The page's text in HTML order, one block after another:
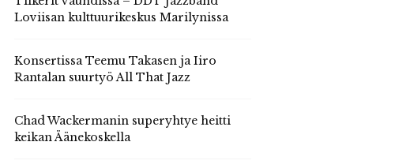
Loviisan kulttuurikeskus Marilynissa
Konsertissa Teemu Takasen ja Iiro
Rantalan suurtyö All That Jazz
Chad Wackermanin superyhtye heitti
keikan Äänekoskella